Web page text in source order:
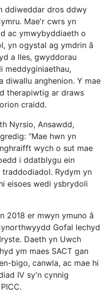
ddiweddar dros ddwy
Mae'r cwrs yn
ac ymwybyddiaeth o
yn ogystal ag ymdrin â
a lles, gwyddorau
meddyginiaethau,
diwallu anghenion. Y mae
therapiwtig ar draws
craidd.
Nyrsio, Ansawdd,
“Mae hwn yn
wych o sut mae
i ddatblygu ein
Rydym yn
eisoes wedi ysbrydoli
2018 er mwyn ymuno â
Gofal Iechyd
Daeth yn Uwch
ym maes SACT gan
bigo, canwla, ac mae hi
IV sy'n cynnig